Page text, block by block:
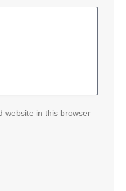
website in this browser